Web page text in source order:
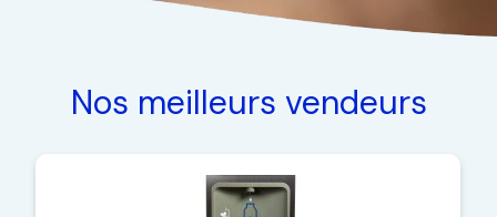
Nos meilleurs vendeurs